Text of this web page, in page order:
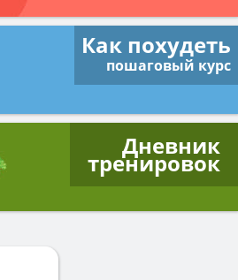
Как похудеть
пошаговый курс
Дневник
тренировок